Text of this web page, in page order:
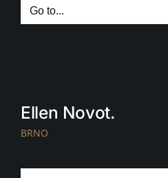
Go to...
Ellen Novot.
BRNO